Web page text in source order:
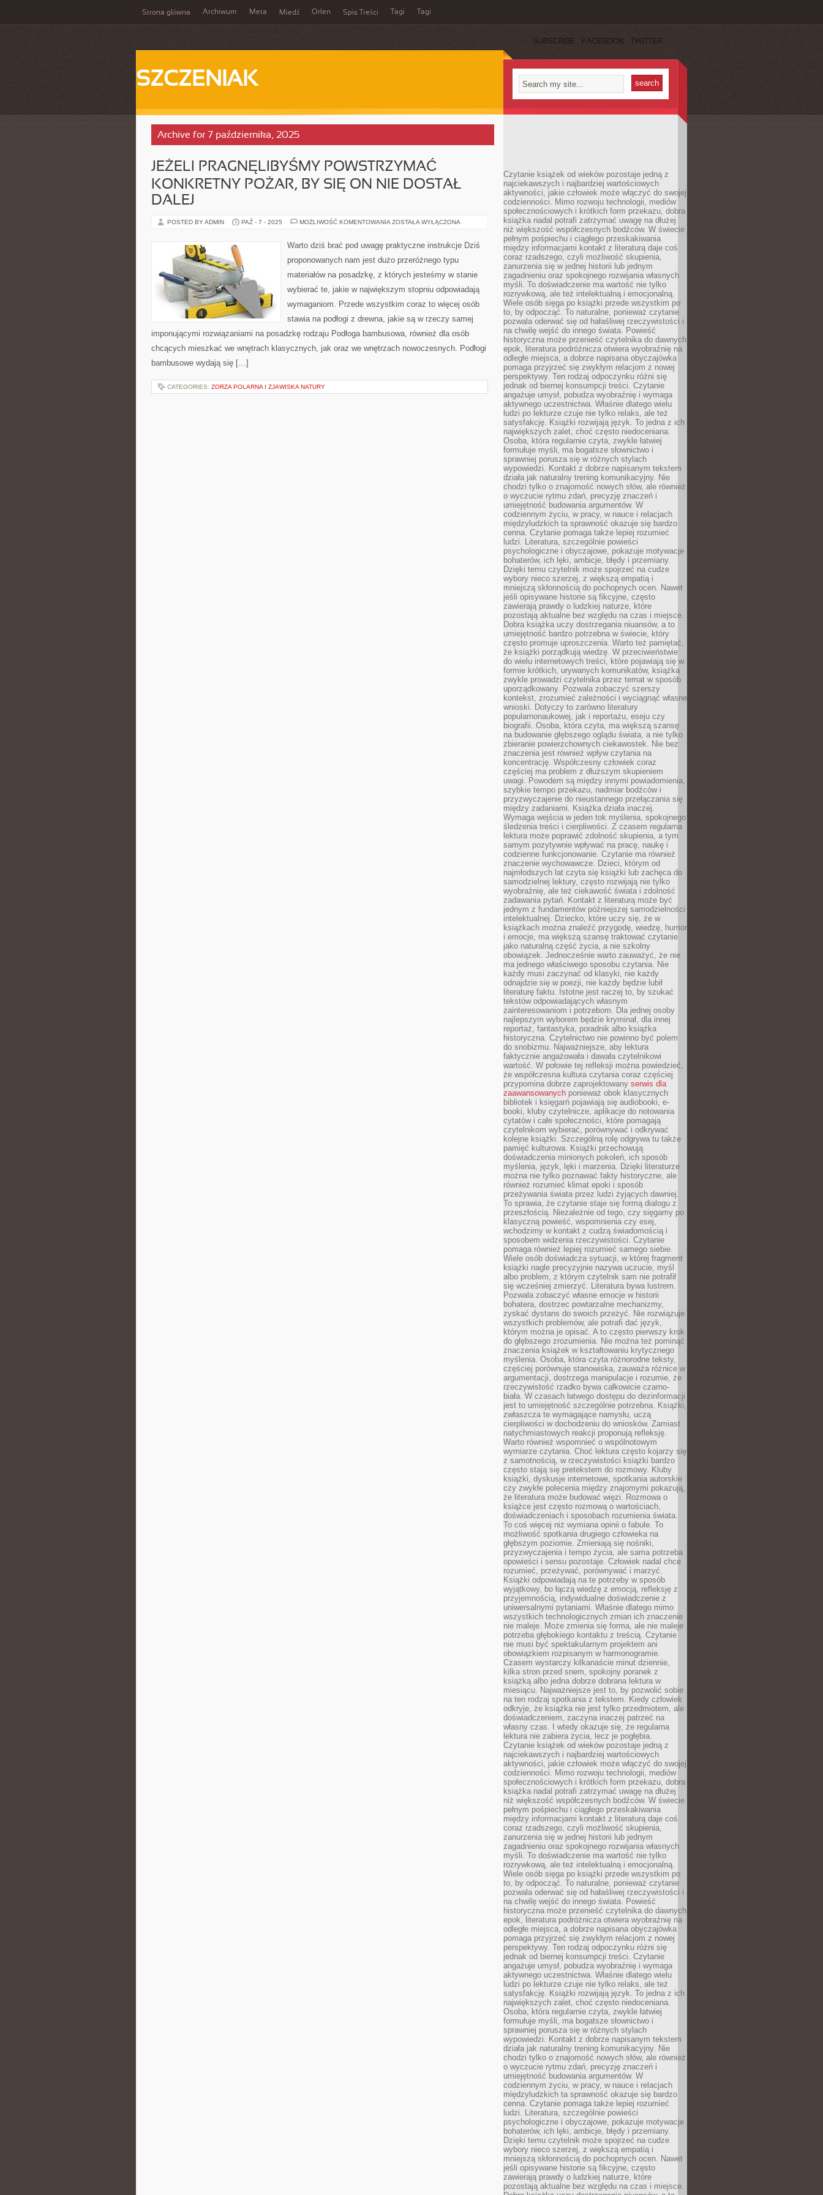
Strona główna Archiwum Meta Miedź Orlen Spis Treści Tagi Tagi
SUBSCRIBE FACEBOOK TWITTER
SZCZENIAK
Archive for 7 października, 2025
JEŻELI PRAGNĘLIBYŚMY POWSTRZYMAĆ
KONKRETNY POŻAR, BY SIĘ ON NIE DOSTAŁ
DALEJ
POSTED BY ADMIN PAŹ - 7 - 2025 MOŻLIWOŚĆ KOMENTOWANIA JEŻELI
KONKRETNY
POŻAR,
SIĘ
NIE
DALEJ
ZOSTAŁA WYŁĄCZONA
Warto dziś brać pod uwagę praktyczne instrukcje Dziś
proponowanych nam jest dużo przeróżnego typu
materiałów na posadzkę, z których jesteśmy w stanie
wybierać te, jakie w największym stopniu odpowiadają
wymaganiom. Przede wszystkim coraz to więcej osób
stawia na podłogi z drewna, jakie są w rzeczy samej
imponującymi rozwiązaniami na posadzkę rodzaju Podłoga bambusowa, również dla osób
chcących mieszkać we wnętrach klasycznych, jak oraz we wnętrzach nowoczesnych. Podłogi
bambusowe wydają się […]
CATEGORIES: ZORZA POLARNA I ZJAWISKA NATURY
Czytanie książek od wieków pozostaje jedną z
najciekawszych i najbardziej wartościowych
aktywności, jakie człowiek może włączyć do swojej
codzienności. Mimo rozwoju technologii, mediów
społecznościowych i krótkich form przekazu, dobra
książka nadal potrafi zatrzymać uwagę na dłużej
niż większość współczesnych bodźców. W świecie
pełnym pośpiechu i ciągłego przeskakiwania
między informacjami kontakt z literaturą daje coś
coraz rzadszego, czyli możliwość skupienia,
zanurzenia się w jednej historii lub jednym
zagadnieniu oraz spokojnego rozwijania własnych
myśli. To doświadczenie ma wartość nie tylko
rozrywkową, ale też intelektualną i emocjonalną.
Wiele osób sięga po książki przede wszystkim po
to, by odpocząć. To naturalne, ponieważ czytanie
pozwala oderwać się od hałaśliwej rzeczywistości i
na chwilę wejść do innego świata. Powieść
historyczna może przenieść czytelnika do dawnych
epok, literatura podróżnicza otwiera wyobraźnię na
odległe miejsca, a dobrze napisana obyczajówka
pomaga przyjrzeć się zwykłym relacjom z nowej
perspektywy. Ten rodzaj odpoczynku różni się
jednak od biernej konsumpcji treści. Czytanie
angażuje umysł, pobudza wyobraźnię i wymaga
aktywnego uczestnictwa. Właśnie dlatego wielu
ludzi po lekturze czuje nie tylko relaks, ale też
satysfakcję. Książki rozwijają język. To jedna z ich
największych zalet, choć często niedoceniana.
Osoba, która regularnie czyta, zwykle łatwiej
formułuje myśli, ma bogatsze słownictwo i
sprawniej porusza się w różnych stylach
wypowiedzi. Kontakt z dobrze napisanym tekstem
działa jak naturalny trening komunikacyjny. Nie
chodzi tylko o znajomość nowych słów, ale również
o wyczucie rytmu zdań, precyzję znaczeń i
umiejętność budowania argumentów. W
codziennym życiu, w pracy, w nauce i relacjach
międzyludzkich ta sprawność okazuje się bardzo
cenna. Czytanie pomaga także lepiej rozumieć
ludzi. Literatura, szczególnie powieści
psychologiczne i obyczajowe, pokazuje motywacje
bohaterów, ich lęki, ambicje, błędy i przemiany.
Dzięki temu czytelnik może spojrzeć na cudze
wybory nieco szerzej, z większą empatią i
mniejszą skłonnością do pochopnych ocen. Nawet
jeśli opisywane historie są fikcyjne, często
zawierają prawdy o ludzkiej naturze, które
pozostają aktualne bez względu na czas i miejsce.
Dobra książka uczy dostrzegania niuansów, a to
umiejętność bardzo potrzebna w świecie, który
często promuje uproszczenia. Warto też pamiętać,
że książki porządkują wiedzę. W przeciwieństwie
do wielu internetowych treści, które pojawiają się w
formie krótkich, urywanych komunikatów, książka
zwykle prowadzi czytelnika przez temat w sposób
uporządkowany. Pozwala zobaczyć szerszy
kontekst, zrozumieć zależności i wyciągnąć własne
wnioski. Dotyczy to zarówno literatury
popularnonaukowej, jak i reportażu, eseju czy
biografii. Osoba, która czyta, ma większą szansę
na budowanie głębszego oglądu świata, a nie tylko
zbieranie powierzchownych ciekawostek. Nie bez
znaczenia jest również wpływ czytania na
koncentrację. Współczesny człowiek coraz
częściej ma problem z dłuższym skupieniem
uwagi. Powodem są między innymi powiadomienia,
szybkie tempo przekazu, nadmiar bodźców i
przyzwyczajenie do nieustannego przełączania się
między zadaniami. Książka działa inaczej.
Wymaga wejścia w jeden tok myślenia, spokojnego
śledzenia treści i cierpliwości. Z czasem regularna
lektura może poprawić zdolność skupienia, a tym
samym pozytywnie wpływać na pracę, naukę i
codzienne funkcjonowanie. Czytanie ma również
znaczenie wychowawcze. Dzieci, którym od
najmłodszych lat czyta się książki lub zachęca do
samodzielnej lektury, często rozwijają nie tylko
wyobraźnię, ale też ciekawość świata i zdolność
zadawania pytań. Kontakt z literaturą może być
jednym z fundamentów późniejszej samodzielności
intelektualnej. Dziecko, które uczy się, że w
książkach można znaleźć przygodę, wiedzę, humor
i emocje, ma większą szansę traktować czytanie
jako naturalną część życia, a nie szkolny
obowiązek. Jednocześnie warto zauważyć, że nie
ma jednego właściwego sposobu czytania. Nie
każdy musi zaczynać od klasyki, nie każdy
odnajdzie się w poezji, nie każdy będzie lubił
literaturę faktu. Istotne jest raczej to, by szukać
tekstów odpowiadających własnym
zainteresowaniom i potrzebom. Dla jednej osoby
najlepszym wyborem będzie kryminał, dla innej
reportaż, fantastyka, poradnik albo książka
historyczna. Czytelnictwo nie powinno być polem
do snobizmu. Najważniejsze, aby lektura
faktycznie angażowała i dawała czytelnikowi
wartość. W połowie tej refleksji można powiedzieć,
że współczesna kultura czytania coraz częściej
przypomina dobrze zaprojektowany serwis dla
zaawansowanych ponieważ obok klasycznych
bibliotek i księgarń pojawiają się audiobooki, e-
booki, kluby czytelnicze, aplikacje do notowania
cytatów i całe społeczności, które pomagają
czytelnikom wybierać, porównywać i odkrywać
kolejne książki. Szczególną rolę odgrywa tu także
pamięć kulturowa. Książki przechowują
doświadczenia minionych pokoleń, ich sposób
myślenia, język, lęki i marzenia. Dzięki literaturze
można nie tylko poznawać fakty historyczne, ale
również rozumieć klimat epoki i sposób
przeżywania świata przez ludzi żyjących dawniej.
To sprawia, że czytanie staje się formą dialogu z
przeszłością. Niezależnie od tego, czy sięgamy po
klasyczną powieść, wspomnienia czy esej,
wchodzimy w kontakt z cudzą świadomością i
sposobem widzenia rzeczywistości. Czytanie
pomaga również lepiej rozumieć samego siebie.
Wiele osób doświadcza sytuacji, w której fragment
książki nagle precyzyjnie nazywa uczucie, myśl
albo problem, z którym czytelnik sam nie potrafił
się wcześniej zmierzyć. Literatura bywa lustrem.
Pozwala zobaczyć własne emocje w historii
bohatera, dostrzec powtarzalne mechanizmy,
zyskać dystans do swoich przeżyć. Nie rozwiązuje
wszystkich problemów, ale potrafi dać język,
którym można je opisać. A to często pierwszy krok
do głębszego zrozumienia. Nie można też pominąć
znaczenia książek w kształtowaniu krytycznego
myślenia. Osoba, która czyta różnorodne teksty,
częściej porównuje stanowiska, zauważa różnice w
argumentacji, dostrzega manipulacje i rozumie, że
rzeczywistość rzadko bywa całkowicie czarno-
biała. W czasach łatwego dostępu do dezinformacji
jest to umiejętność szczególnie potrzebna. Książki,
zwłaszcza te wymagające namysłu, uczą
cierpliwości w dochodzeniu do wniosków. Zamiast
natychmiastowych reakcji proponują refleksję.
Warto również wspomnieć o wspólnotowym
wymiarze czytania. Choć lektura często kojarzy się
z samotnością, w rzeczywistości książki bardzo
często stają się pretekstem do rozmowy. Kluby
książki, dyskusje internetowe, spotkania autorskie
czy zwykłe polecenia między znajomymi pokazują,
że literatura może budować więzi. Rozmowa o
książce jest często rozmową o wartościach,
doświadczeniach i sposobach rozumienia świata.
To coś więcej niż wymiana opinii o fabule. To
możliwość spotkania drugiego człowieka na
głębszym poziomie. Zmieniają się nośniki,
przyzwyczajenia i tempo życia, ale sama potrzeba
opowieści i sensu pozostaje. Człowiek nadal chce
rozumieć, przeżywać, porównywać i marzyć.
Książki odpowiadają na te potrzeby w sposób
wyjątkowy, bo łączą wiedzę z emocją, refleksję z
przyjemnością, indywidualne doświadczenie z
uniwersalnymi pytaniami. Właśnie dlatego mimo
wszystkich technologicznych zmian ich znaczenie
nie maleje. Może zmienia się forma, ale nie maleje
potrzeba głębokiego kontaktu z treścią. Czytanie
nie musi być spektakularnym projektem ani
obowiązkiem rozpisanym w harmonogramie.
Czasem wystarczy kilkanaście minut dziennie,
kilka stron przed snem, spokojny poranek z
książką albo jedna dobrze dobrana lektura w
miesiącu. Najważniejsze jest to, by pozwolić sobie
na ten rodzaj spotkania z tekstem. Kiedy człowiek
odkryje, że książka nie jest tylko przedmiotem, ale
doświadczeniem, zaczyna inaczej patrzeć na
własny czas. I wtedy okazuje się, że regularna
lektura nie zabiera życia, lecz je pogłębia.
Czytanie książek od wieków pozostaje jedną z
najciekawszych i najbardziej wartościowych
aktywności, jakie człowiek może włączyć do swojej
codzienności. Mimo rozwoju technologii, mediów
społecznościowych i krótkich form przekazu, dobra
książka nadal potrafi zatrzymać uwagę na dłużej
niż większość współczesnych bodźców. W świecie
pełnym pośpiechu i ciągłego przeskakiwania
między informacjami kontakt z literaturą daje coś
coraz rzadszego, czyli możliwość skupienia,
zanurzenia się w jednej historii lub jednym
zagadnieniu oraz spokojnego rozwijania własnych
myśli. To doświadczenie ma wartość nie tylko
rozrywkową, ale też intelektualną i emocjonalną.
Wiele osób sięga po książki przede wszystkim po
to, by odpocząć. To naturalne, ponieważ czytanie
pozwala oderwać się od hałaśliwej rzeczywistości i
na chwilę wejść do innego świata. Powieść
historyczna może przenieść czytelnika do dawnych
epok, literatura podróżnicza otwiera wyobraźnię na
odległe miejsca, a dobrze napisana obyczajówka
pomaga przyjrzeć się zwykłym relacjom z nowej
perspektywy. Ten rodzaj odpoczynku różni się
jednak od biernej konsumpcji treści. Czytanie
angażuje umysł, pobudza wyobraźnię i wymaga
aktywnego uczestnictwa. Właśnie dlatego wielu
ludzi po lekturze czuje nie tylko relaks, ale też
satysfakcję. Książki rozwijają język. To jedna z ich
największych zalet, choć często niedoceniana.
Osoba, która regularnie czyta, zwykle łatwiej
formułuje myśli, ma bogatsze słownictwo i
sprawniej porusza się w różnych stylach
wypowiedzi. Kontakt z dobrze napisanym tekstem
działa jak naturalny trening komunikacyjny. Nie
chodzi tylko o znajomość nowych słów, ale również
o wyczucie rytmu zdań, precyzję znaczeń i
umiejętność budowania argumentów. W
codziennym życiu, w pracy, w nauce i relacjach
międzyludzkich ta sprawność okazuje się bardzo
cenna. Czytanie pomaga także lepiej rozumieć
ludzi. Literatura, szczególnie powieści
psychologiczne i obyczajowe, pokazuje motywacje
bohaterów, ich lęki, ambicje, błędy i przemiany.
Dzięki temu czytelnik może spojrzeć na cudze
wybory nieco szerzej, z większą empatią i
mniejszą skłonnością do pochopnych ocen. Nawet
jeśli opisywane historie są fikcyjne, często
zawierają prawdy o ludzkiej naturze, które
pozostają aktualne bez względu na czas i miejsce.